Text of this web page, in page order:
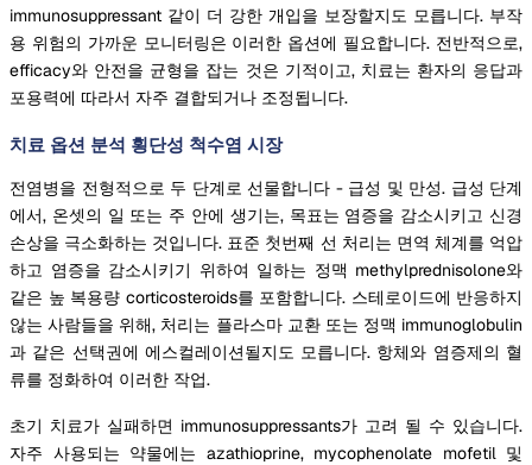
immunosuppressant 같이 더 강한 개입을 보장할지도 모릅니다. 부작
용 위험의 가까운 모니터링은 이러한 옵션에 필요합니다. 전반적으로,
efficacy와 안전을 균형을 잡는 것은 기적이고, 치료는 환자의 응답과
포용력에 따라서 자주 결합되거나 조정됩니다.
치료 옵션 분석 횡단성 척수염 시장
전염병을 전형적으로 두 단계로 선물합니다 - 급성 및 만성. 급성 단계
에서, 온셋의 일 또는 주 안에 생기는, 목표는 염증을 감소시키고 신경
손상을 극소화하는 것입니다. 표준 첫번째 선 처리는 면역 체계를 억압
하고 염증을 감소시키기 위하여 일하는 정맥 methylprednisolone와
같은 높 복용량 corticosteroids를 포함합니다. 스테로이드에 반응하지
않는 사람들을 위해, 처리는 플라스마 교환 또는 정맥 immunoglobulin
과 같은 선택권에 에스컬레이션될지도 모릅니다. 항체와 염증제의 혈
류를 정화하여 이러한 작업.
초기 치료가 실패하면 immunosuppressants가 고려 될 수 있습니다.
자주 사용되는 약물에는 azathioprine, mycophenolate mofetil 및